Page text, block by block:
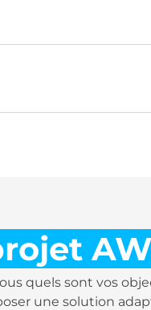
quels sont vos
une solution